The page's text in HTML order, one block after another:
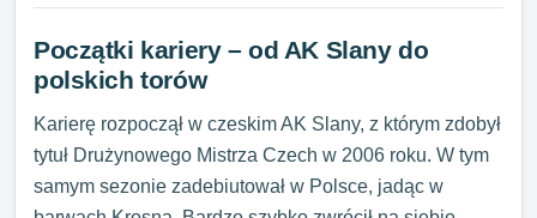
Początki kariery – od AK Slany do
polskich torów
Karierę rozpoczął w czeskim AK Slany, z którym zdobył
tytuł Drużynowego Mistrza Czech w 2006 roku. W tym
samym sezonie zadebiutował w Polsce, jadąc w